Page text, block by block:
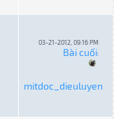
03-21-2012, 09:16 PM
Bài cuối:
mitdoc_dieuluyen